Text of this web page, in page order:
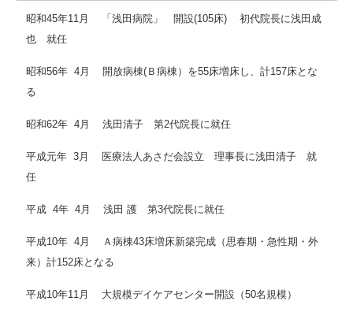
昭和45年11月 「浅田病院」 開設(105床) 初代院長に浅田成
也 就任
昭和56年 4月 開放病棟(Ｂ病棟）を55床増床し、計157床とな
る
昭和62年 4月 浅田清子 第2代院長に就任
平成元年 3月 医療法人あさだ会設立 理事長に浅田清子 就
任
平成 4年 4月 浅田 護 第3代院長に就任
平成10年 4月 Ａ病棟43床増床新築完成（思春期・急性期・外
来）計152床となる
平成10年11月 大規模デイケアセンター開設（50名規模）